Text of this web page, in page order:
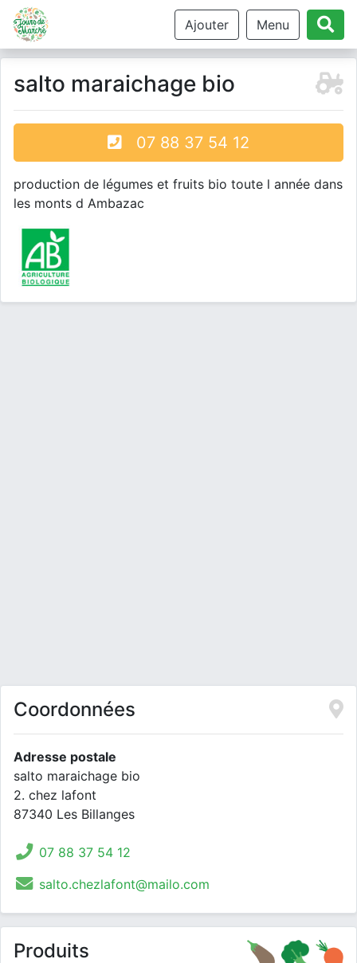
Ajouter Menu
salto maraichage bio
07 88 37 54 12
production de légumes et fruits bio toute l année dans
les monts d Ambazac
Coordonnées
Adresse postale
salto maraichage bio
2. chez lafont
87340 Les Billanges
07 88 37 54 12
salto.chezlafont@mailo.com
Produits